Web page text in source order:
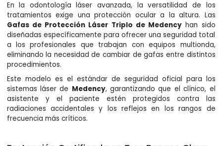
En la odontología láser avanzada, la versatilidad de los
tratamientos exige una protección ocular a la altura. Las
Gafas de Protección Láser Triplo de Medency han sido
diseñadas específicamente para ofrecer una seguridad total
a los profesionales que trabajan con equipos multionda,
eliminando la necesidad de cambiar de gafas entre distintos
procedimientos.
Este modelo es el estándar de seguridad oficial para los
sistemas láser de Medency, garantizando que el clínico, el
asistente y el paciente estén protegidos contra las
radiaciones accidentales y los reflejos en los rangos de
frecuencia más críticos.